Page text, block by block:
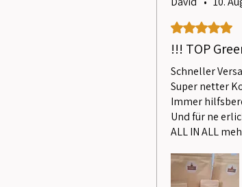
Mit 5 von 5
!!! TOP
Schneller
Super netter
Immer
Und für ne
ALL IN ALL